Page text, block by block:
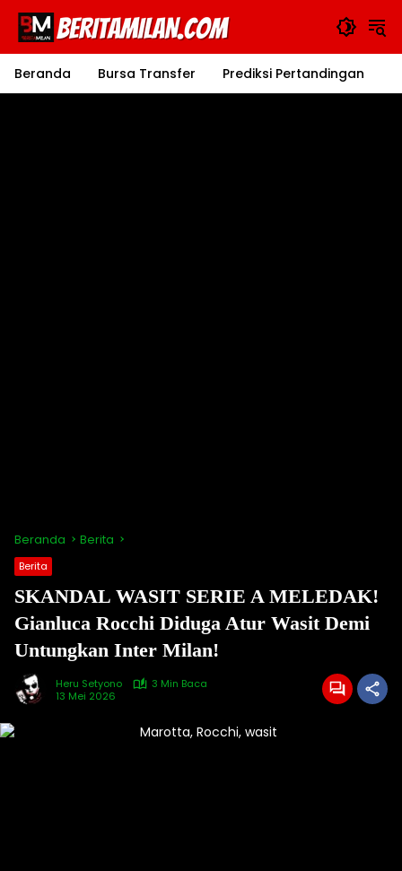
Langsung
konten
Beranda
Bursa Transfer Prediksi Pertandingan
Beranda Berita
Berita
SKANDAL WASIT SERIE A MELEDAK!
Gianluca Rocchi Diduga Atur Wasit Demi
Untungkan Inter Milan!
Heru Setyono
3 Min Baca
13 Mei 2026